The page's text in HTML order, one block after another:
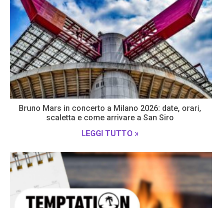
Bruno Mars in concerto a Milano 2026: date, orari,
scaletta e come arrivare a San Siro
LEGGI TUTTO »